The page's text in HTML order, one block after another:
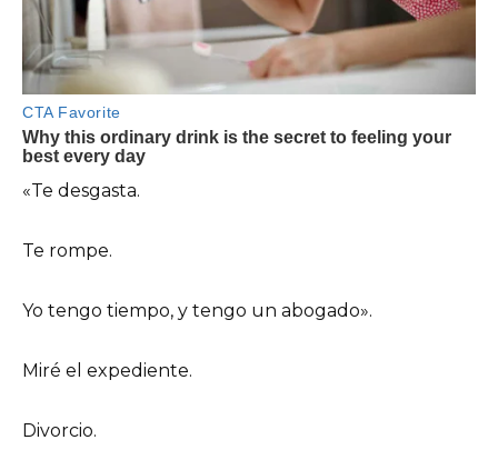
«Te desgasta.
Te rompe.
Yo tengo tiempo, y tengo un abogado».
Miré el expediente.
Divorcio.